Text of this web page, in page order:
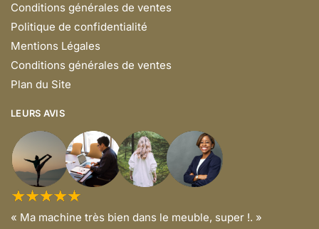
Conditions générales de ventes
Politique de confidentialité
Mentions Légales
Conditions générales de ventes
Plan du Site
LEURS AVIS
« Ma machine très bien dans le meuble, super !. »